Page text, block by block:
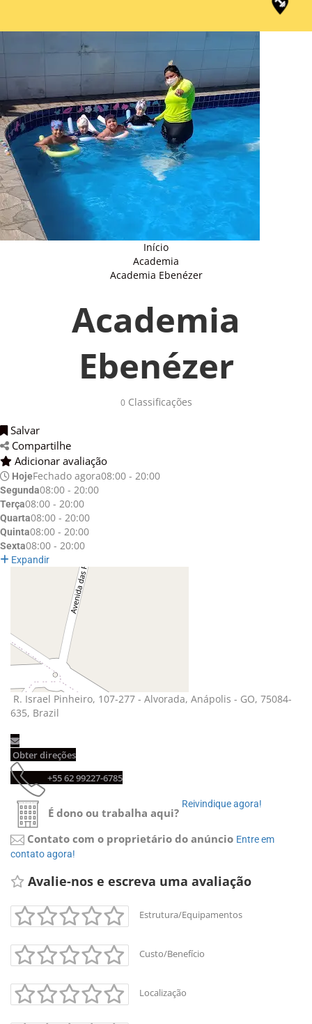
Início
Academia
Academia Ebenézer
Academia
Ebenézer
0Classificações
Salvar
Compartilhe
Adicionar avaliação
HojeFechado agora08:00 - 20:00
Segunda08:00 - 20:00
Terça08:00 - 20:00
Quarta08:00 - 20:00
Quinta08:00 - 20:00
Sexta08:00 - 20:00
Expandir
R. Israel Pinheiro, 107-277 - Alvorada, Anápolis - GO, 75084-
635, Brazil
Obter direções
+55 62 99227-6785
É dono ou trabalha aqui?
Reivindique agora!
Contato com o proprietário do anúncio Entre em
contato agora!
Avalie-nos e escreva uma avaliação
Estrutura/Equipamentos
Custo/Benefício
Localização